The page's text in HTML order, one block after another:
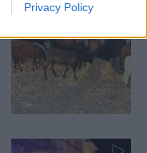
Privacy Policy